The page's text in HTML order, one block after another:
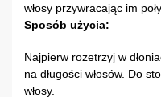
włosy przywracając im
Sposób użycia:
Najpierw rozetrzyj w
na długości włosów. Do
włosy.